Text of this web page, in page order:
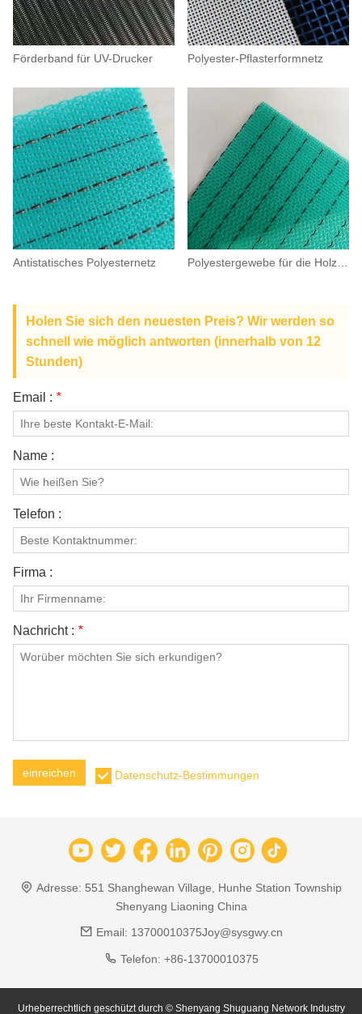
Förderband für UV-Drucker Polyester-Pflasterformnetz
Antistatisches Polyesternetz
Holen Sie sich den neuesten Preis? Wir werden so
schnell wie möglich antworten (innerhalb von 12
Stunden)
Email : *
Name :
Telefon :
Firma :
Nachricht : *
einreichen Datenschutz-Bestimmungen
Adresse: 551 Shanghewan Village, Hunhe Station Township
Shenyang Liaoning China
Email: 13700010375Joy@sysgwy.cn
Telefon: +86-13700010375
Urheberrechtlich geschützt durch © Shenyang Shuguang Network Industry